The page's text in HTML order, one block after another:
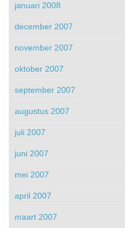
januari 2008
december 2007
november 2007
oktober 2007
september 2007
augustus 2007
juli 2007
juni 2007
mei 2007
april 2007
maart 2007